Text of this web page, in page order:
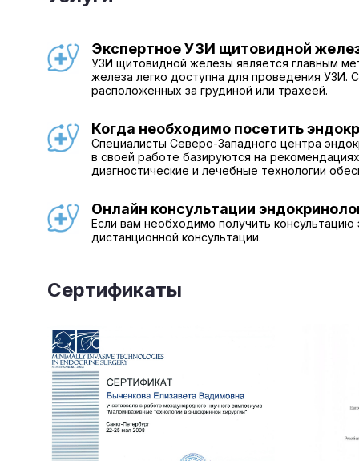
Экспертное УЗИ щитовидной
УЗИ щитовидной железы является главным
железа легко доступна для проведения УЗИ.
расположенных за грудиной или трахеей.
Когда необходимо посетить
Специалисты Северо-Западного центра
в своей работе базируются на
диагностические и лечебные технологии
Онлайн консультации
Если вам необходимо получить
дистанционной консультации.
Сертификаты